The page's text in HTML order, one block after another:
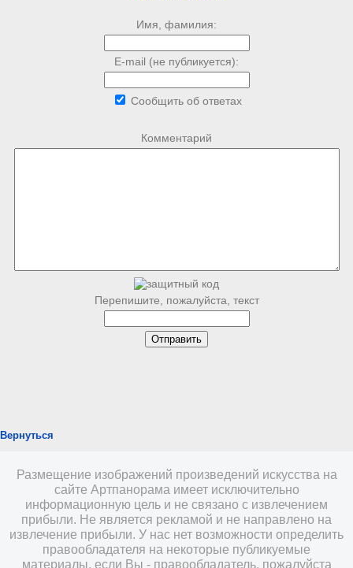
Имя, фамилия:
E-mail (не публикуется):
Сообщить об ответах
Комментарий
Перепишите, пожалуйста, текст
Вернуться
Размещение изображений произведений искусства на
сайте Артпанорама имеет исключительно
информационную цель и не связано с извлечением
прибыли. Не является рекламой и не направлено на
извлечение прибыли. У нас нет возможности определить
правообладателя на некоторые публикуемые
материалы, если Вы - правообладатель, пожалуйста